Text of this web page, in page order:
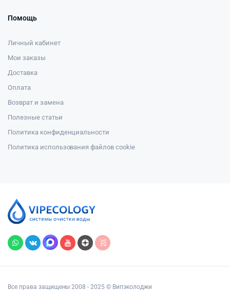
Помощь
Личный кабинет
Мои заказы
Доставка
Оплата
Возврат и замена
Полезные статьи
Политика конфиденциальности
Политика использования файлов cookie
Все права защищены 2008 - 2025 © Випэколоджи